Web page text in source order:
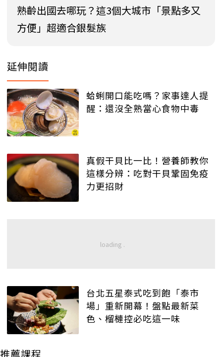
熟齡出國去哪玩？這3個大城市「景點多又
方便」超適合銀髮族
延伸閱讀
蛤蜊開口能吃嗎？家事達人提
醒：還沒全熟當心食物中毒
真假干貝比一比！營養師教你
這樣分辨：吃對干貝鞏固免疫
力更招財
台北五星泰式吃到飽「泰市
場」重新開幕！盤點最新菜
色、榴槤控必吃這一味
推薦課程